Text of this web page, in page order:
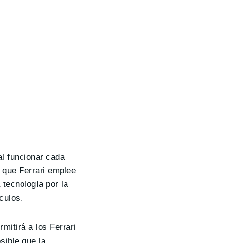
funcionar cada
Ferrari emplee
tecnología por la
a los Ferrari
que la